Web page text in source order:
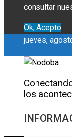
consultar
Ok, Acepto
jueves,
los